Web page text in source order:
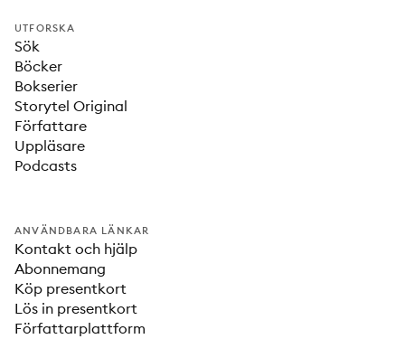
UTFORSKA
Sök
Böcker
Bokserier
Storytel Original
Författare
Uppläsare
Podcasts
ANVÄNDBARA LÄNKAR
Kontakt och hjälp
Abonnemang
Köp presentkort
Lös in presentkort
Författarplattform